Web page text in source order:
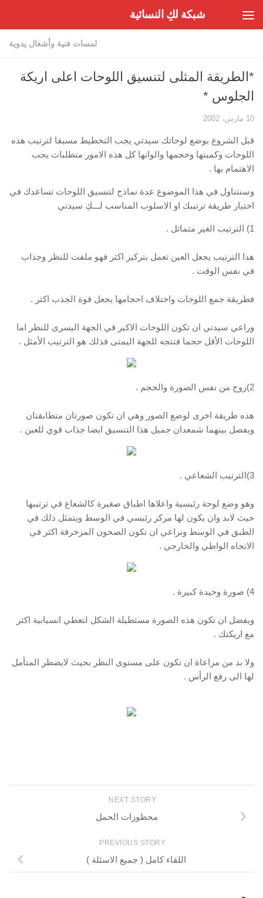
شبكة لكِ النسائية
لمسات فنية وأشغال يدوية
*الطريقة المثلى لتنسيق اللوحات اعلى اريكة
الجلوس *
10 مارس، 2002
قبل الشروع بوضع لوحاتك سيدتي يجب التخطيط مسبقا لترتيب هذه
اللوحات وكميتها وحجمها والوانها كل هذه الامور متطلبات يجب
الاهتمام بها .
وسنتناول في هذا الموضوع عدة نماذج لتنسيق اللوحات تساعدك في
اختيار طريقة ترتيبك او الاسلوب المناسب لـــكِ سيدتي
1) الترتيب الغير متماثل .
هذا الترتيب يجعل العين تعمل بتركيز اكثر فهو ملفت للنظر وجذاب
في نفس الوقت .
فطريقة جمع اللوحات واختلاف احجامها يجعل قوة الجذب اكثر .
وراعي سيدتي ان تكون اللوحات الاكبر في الجهة اليسرى للنظر اما
اللوحات الأقل حجما فتتجه للجهة اليمنى فذلك هو الترتيب الأمثل .
2)زوج من نفس الصورة والحجم .
هذه طريقة اخرى لوضع الصور وهي ان تكون صورتان متطابقتان
ويفصل بينهما شمعدان جميل هذا التنسيق ايضا جذاب قوي للعين .
3)الترتيب الشعاعي .
وهو وضع لوحة رئيسية واعلاها اطباق صغيرة كالشعاع في ترتيبها
حيث لابد وان يكون لها مركز رئيسي في الوسط ويتمثل ذلك في
الطبق في الوسط ونراعي ان تكون الصحون المزخرفة اكثر في
الاتجاه الواطي والخارجي .
4) صورة وحيدة كبيرة .
ويفضل ان تكون هذه الصورة مستطيلة الشكل لتعطي انسيابية اكثر
مع اريكتك .
ولا بد من مراعاة ان تكون على مستوى النظر بحيث لايضطر المتأمل
لها الى رفع الرأس .
NEXT STORY
محظورات الحمل
PREVIOUS STORY
اللقاء كامل ( جميع الاسئلة )